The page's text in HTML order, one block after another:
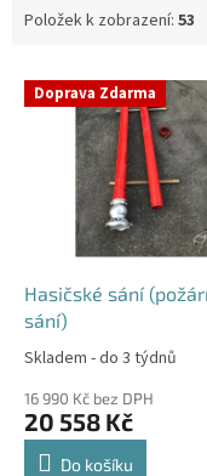
Položek k zobrazení: 53
V Doprava Zdarma
Hasičské sání
sání)
Průměrné
produktu
je
4,2
Skladem - do 3 týdnů
16 990 Kč bez DPH
20 558 Kč
Do košíku